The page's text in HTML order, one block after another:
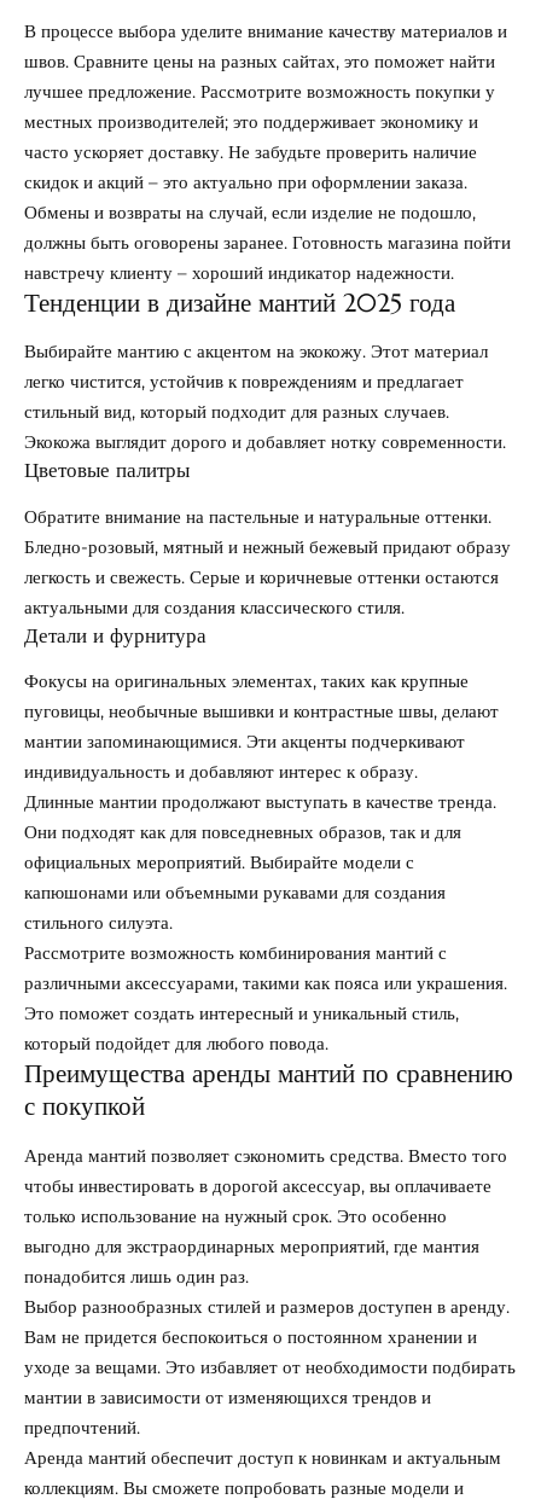
В процессе выбора уделите внимание качеству материалов и
швов. Сравните цены на разных сайтах, это поможет найти
лучшее предложение. Рассмотрите возможность покупки у
местных производителей; это поддерживает экономику и
часто ускоряет доставку. Не забудьте проверить наличие
скидок и акций – это актуально при оформлении заказа.
Обмены и возвраты на случай, если изделие не подошло,
должны быть оговорены заранее. Готовность магазина пойти
навстречу клиенту – хороший индикатор надежности.
Тенденции в дизайне мантий 2025 года
Выбирайте мантию с акцентом на экокожу. Этот материал
легко чистится, устойчив к повреждениям и предлагает
стильный вид, который подходит для разных случаев.
Экокожа выглядит дорого и добавляет нотку современности.
Цветовые палитры
Обратите внимание на пастельные и натуральные оттенки.
Бледно-розовый, мятный и нежный бежевый придают образу
легкость и свежесть. Серые и коричневые оттенки остаются
актуальными для создания классического стиля.
Детали и фурнитура
Фокусы на оригинальных элементах, таких как крупные
пуговицы, необычные вышивки и контрастные швы, делают
мантии запоминающимися. Эти акценты подчеркивают
индивидуальность и добавляют интерес к образу.
Длинные мантии продолжают выступать в качестве тренда.
Они подходят как для повседневных образов, так и для
официальных мероприятий. Выбирайте модели с
капюшонами или объемными рукавами для создания
стильного силуэта.
Рассмотрите возможность комбинирования мантий с
различными аксессуарами, такими как пояса или украшения.
Это поможет создать интересный и уникальный стиль,
который подойдет для любого повода.
Преимущества аренды мантий по сравнению
с покупкой
Аренда мантий позволяет сэкономить средства. Вместо того
чтобы инвестировать в дорогой аксессуар, вы оплачиваете
только использование на нужный срок. Это особенно
выгодно для экстраординарных мероприятий, где мантия
понадобится лишь один раз.
Выбор разнообразных стилей и размеров доступен в аренду.
Вам не придется беспокоиться о постоянном хранении и
уходе за вещами. Это избавляет от необходимости подбирать
мантии в зависимости от изменяющихся трендов и
предпочтений.
Аренда мантий обеспечит доступ к новинкам и актуальным
коллекциям. Вы сможете попробовать разные модели и